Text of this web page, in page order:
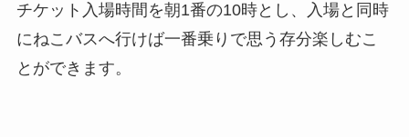
チケット入場時間を朝1番の10時とし、入場と同時
にねこバスへ行けば一番乗りで思う存分楽しむこ
とができます。